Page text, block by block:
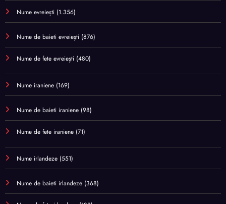
Nume evreiești (1.356)
Nume de baieti evreiești (876)
Nume de fete evreiești (480)
Nume iraniene (169)
Nume de baieti iraniene (98)
Nume de fete iraniene (71)
Nume irlandeze (551)
Nume de baieti irlandeze (368)